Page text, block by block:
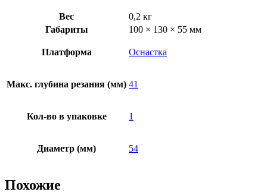
Вес
0,2 кг
Габариты
100 × 130 × 55 мм
Платформа Оснастка
Макс. глубина резания (мм) 41
Кол-во в упаковке 1
Диаметр (мм) 54
Похожие